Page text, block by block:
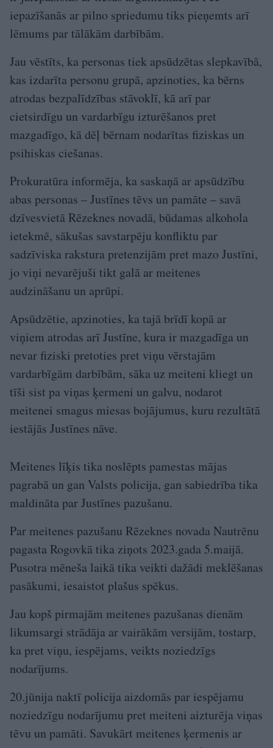
iepazīšanās ar pilno spriedumu tiks pieņemts arī
lēmums par tālākām darbībām.
Jau vēstīts, ka personas tiek apsūdzētas slepkavībā,
kas izdarīta personu grupā, apzinoties, ka bērns
atrodas bezpalīdzības stāvoklī, kā arī par
cietsirdīgu un vardarbīgu izturēšanos pret
mazgadīgo, kā dēļ bērnam nodarītas fiziskas un
psihiskas ciešanas.
Prokuratūra informēja, ka saskaņā ar apsūdzību
abas personas – Justīnes tēvs un pamāte – savā
dzīvesvietā Rēzeknes novadā, būdamas alkohola
ietekmē, sākušas savstarpēju konfliktu par
sadzīviska rakstura pretenzijām pret mazo Justīni,
jo viņi nevarējuši tikt galā ar meitenes
audzināšanu un aprūpi.
Apsūdzētie, apzinoties, ka tajā brīdī kopā ar
viņiem atrodas arī Justīne, kura ir mazgadīga un
nevar fiziski pretoties pret viņu vērstajām
vardarbīgām darbībām, sāka uz meiteni kliegt un
tīši sist pa viņas ķermeni un galvu, nodarot
meitenei smagus miesas bojājumus, kuru rezultātā
iestājās Justīnes nāve.
Meitenes līķis tika noslēpts pamestas mājas
pagrabā un gan Valsts policija, gan sabiedrība tika
maldināta par Justīnes pazušanu.
Par meitenes pazušanu Rēzeknes novada Nautrēnu
pagasta Rogovkā tika ziņots 2023.gada 5.maijā.
Pusotra mēneša laikā tika veikti dažādi meklēšanas
pasākumi, iesaistot plašus spēkus.
Jau kopš pirmajām meitenes pazušanas dienām
likumsargi strādāja ar vairākām versijām, tostarp,
ka pret viņu, iespējams, veikts noziedzīgs
nodarījums.
20.jūnija naktī policija aizdomās par iespējamu
noziedzīgu nodarījumu pret meiteni aizturēja viņas
tēvu un pamāti. Savukārt meitenes ķermenis ar